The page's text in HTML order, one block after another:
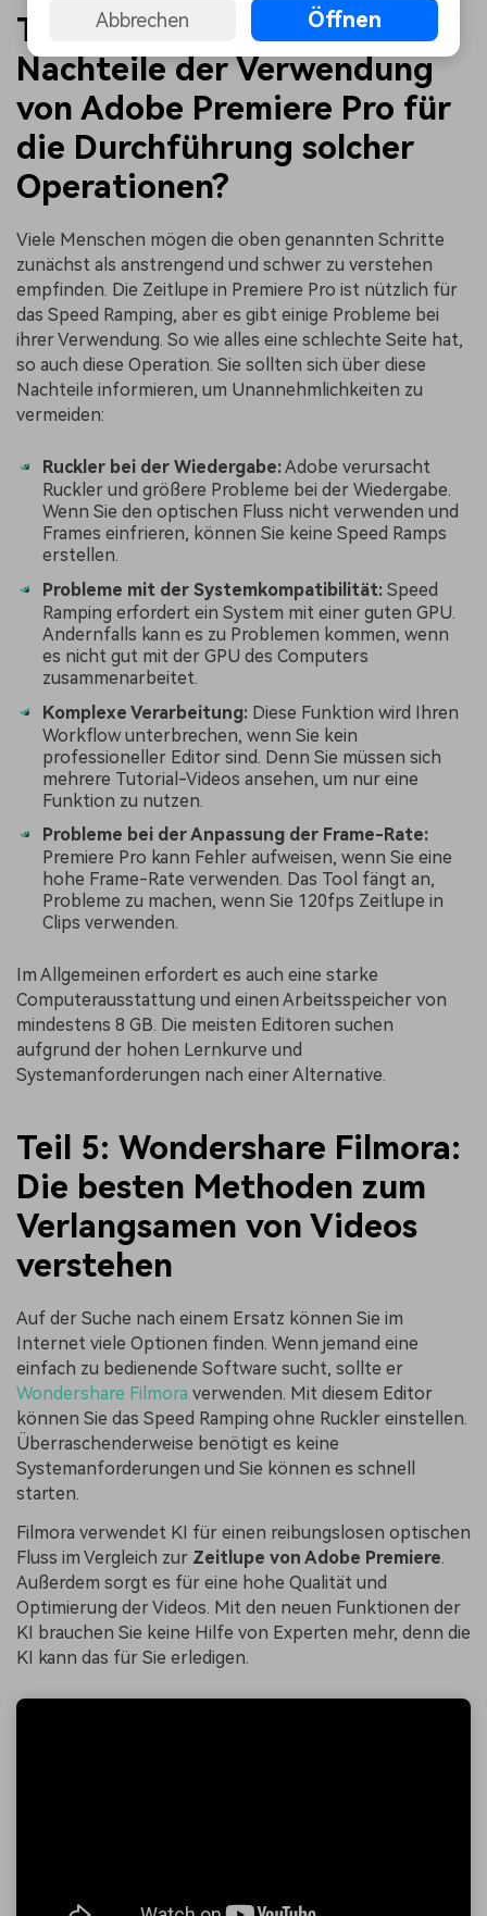
Teil 3: Was sind mögliche
Nachteile der Verwendung
von Adobe Premiere Pro für
die Durchführung solcher
Operationen?
Viele Menschen mögen die oben genannten Schritte
zunächst als anstrengend und schwer zu verstehen
empfinden. Die Zeitlupe in Premiere Pro ist nützlich für
das Speed Ramping, aber es gibt einige Probleme bei
ihrer Verwendung. So wie alles eine schlechte Seite hat,
so auch diese Operation. Sie sollten sich über diese
Nachteile informieren, um Unannehmlichkeiten zu
vermeiden:
Ruckler bei der Wiedergabe:Adobe verursacht
Ruckler und größere Probleme bei der Wiedergabe.
Wenn Sie den optischen Fluss nicht verwenden und
Frames einfrieren, können Sie keine Speed Ramps
erstellen.
Probleme mit der Systemkompatibilität: Speed
Ramping erfordert ein System mit einer guten GPU.
Andernfalls kann es zu Problemen kommen, wenn
es nicht gut mit der GPU des Computers
zusammenarbeitet.
Komplexe Verarbeitung: Diese Funktion wird Ihren
Workflow unterbrechen, wenn Sie kein
professioneller Editor sind. Denn Sie müssen sich
mehrere Tutorial-Videos ansehen, um nur eine
Funktion zu nutzen.
Probleme bei der Anpassung der Frame-Rate:
Premiere Pro kann Fehler aufweisen, wenn Sie eine
hohe Frame-Rate verwenden. Das Tool fängt an,
Probleme zu machen, wenn Sie 120fps Zeitlupe in
Clips verwenden.
Im Allgemeinen erfordert es auch eine starke
Computerausstattung und einen Arbeitsspeicher von
mindestens 8 GB. Die meisten Editoren suchen
aufgrund der hohen Lernkurve und
Systemanforderungen nach einer Alternative.
Teil 5: Wondershare Filmora:
Die besten Methoden zum
Verlangsamen von Videos
verstehen
Auf der Suche nach einem Ersatz können Sie im
Internet viele Optionen finden. Wenn jemand eine
einfach zu bedienende Software sucht, sollte er
Wondershare Filmora verwenden. Mit diesem Editor
können Sie das Speed Ramping ohne Ruckler einstellen.
Überraschenderweise benötigt es keine
Systemanforderungen und Sie können es schnell
starten.
Filmora verwendet KI für einen reibungslosen optischen
Fluss im Vergleich zur Zeitlupe von Adobe Premiere.
Außerdem sorgt es für eine hohe Qualität und
Optimierung der Videos. Mit den neuen Funktionen der
KI brauchen Sie keine Hilfe von Experten mehr, denn die
KI kann das für Sie erledigen.
Abbrechen Öffnen